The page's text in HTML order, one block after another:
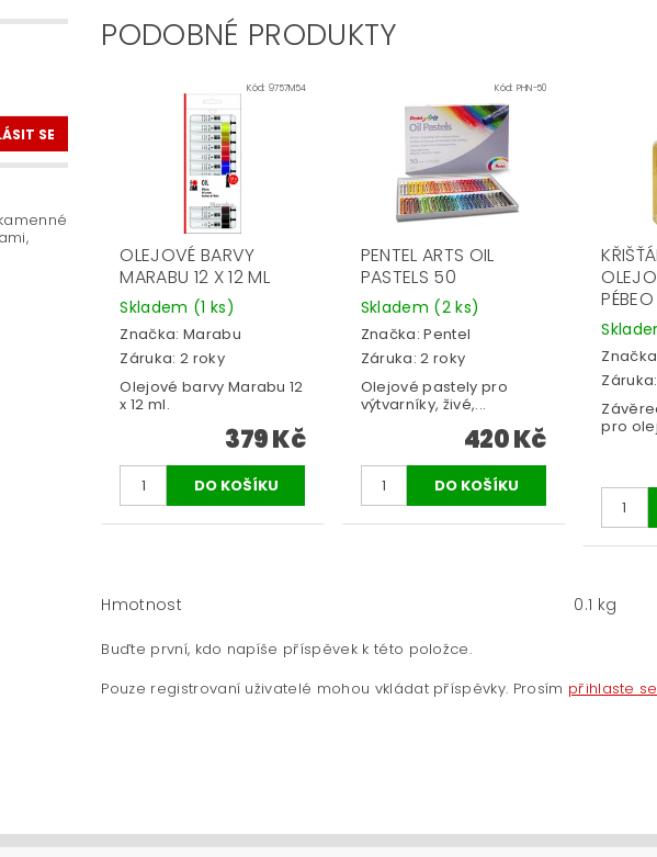
PODOBNÉ PRODUKTY
Kód:9757M54
OLEJOVÉ BARVY
MARABU 12 X 12 ML
Skladem (1 ks)
Značka: Marabu
Záruka: 2 roky
Olejové barvy Marabu 12
x 12 ml.
379 Kč
Kód: PHN-50
PENTEL ARTS OIL
PASTELS 50
Skladem (2 ks)
Značka:Pentel
Záruka: 2 roky
Olejové pastely pro
výtvarníky, živé,...
420 Kč
pro
Hmotnost 0.1 kg
Buďte první, kdo napíše příspěvek k této položce.
Pouze registrovaní uživatelé mohou vkládat příspěvky. Prosím přihlaste se